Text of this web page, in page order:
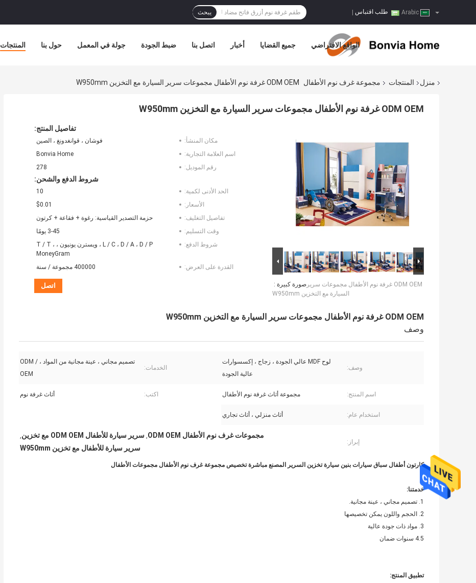
طلب اقتباس يبحث
المنتجات حول بنا جولة في المعمل ضبط الجودة اتصل بنا أخبار جميع القضايا الواقع الافتراضي
منزل المنتجات مجموعة غرف نوم الأطفال ODM OEM غرفة نوم الأطفال مجموعات سرير السيارة مع التخزين W950mm
ODM OEM غرفة نوم الأطفال مجموعات سرير السيارة مع التخزين W950mm
صورة كبيرة : ODM OEM غرفة نوم الأطفال مجموعات سرير
السيارة مع التخزين W950mm
تفاصيل المنتج:
مكان المنشأ:
فوشان ، قوانغدونغ ، الصين
اسم العلامة التجارية:
Bonvia Home
رقم الموديل:
278
شروط الدفع والشحن:
الحد الأدنى لكمية:
10
الأسعار:
$0.01
تفاصيل التغليف:
حزمة التصدير القياسية: رغوة + فقاعة + كرتون
وقت التسليم:
3-45 يومًا
شروط الدفع:
L / C ، D / A ، D / P ، ويسترن يونيون ، T / T ،
MoneyGram
القدرة على العرض:
400000 مجموعة / سنة
اتصل
ODM OEM غرفة نوم الأطفال مجموعات سرير السيارة مع التخزين W950mm
وصف
وصف:
لوح MDF عالي الجودة ، زجاج ، إكسسوارات
عالية الجودة
الخدمات:
تصميم مجاني ، عينة مجانية من المواد ، ODM /
OEM
اسم المنتج: مجموعة أثاث غرفة نوم الأطفال اكتب: أثاث غرفة نوم
استخدام عام: أثاث منزلي ، أثاث تجاري
إبراز:
مجموعات غرف نوم الأطفال ODM OEM , سرير سيارة للأطفال ODM OEM مع تخزين ,
سرير سيارة للأطفال مع تخزين W950mm
كارتون أطفال سباق سيارات بنين سيارة تخزين السرير المصنع مباشرة تخصيص مجموعة غرف نوم الأطفال مجموعات الأطفال
خدمتنا:
1. تصميم مجاني ، عينة مجانية.
2. الحجم واللون يمكن تخصيصها
3. مواد ذات جودة عالية
4.5 سنوات ضمان
تطبيق المنتج: